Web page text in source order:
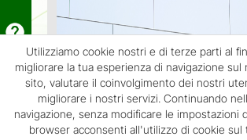
Casa di cura Villa Verde
Utilizziamo cookie nostri e di terze parti al
migliorare la tua esperienza di navigazione sul
sito, valutare il coinvolgimento dei nostri
migliorare i nostri servizi. Continuando
navigazione, senza modificare le impostazioni
browser acconsenti all'utilizzo di cookie sul